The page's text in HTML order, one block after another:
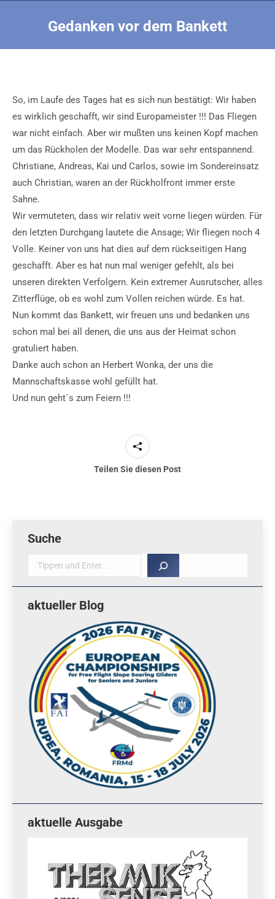
Gedanken vor dem Bankett
So, im Laufe des Tages hat es sich nun bestätigt: Wir haben
es wirklich geschafft, wir sind Europameister !!! Das Fliegen
war nicht einfach. Aber wir mußten uns keinen Kopf machen
um das Rückholen der Modelle. Das war sehr entspannend.
Christiane, Andreas, Kai und Carlos, sowie im Sondereinsatz
auch Christian, waren an der Rückholfront immer erste
Sahne.
Wir vermuteten, dass wir relativ weit vorne liegen würden. Für
den letzten Durchgang lautete die Ansage; Wir fliegen noch 4
Volle. Keiner von uns hat dies auf dem rückseitigen Hang
geschafft. Aber es hat nun mal weniger gefehlt, als bei
unseren direkten Verfolgern. Kein extremer Ausrutscher, alles
Zitterflüge, ob es wohl zum Vollen reichen würde. Es hat.
Nun kommt das Bankett, wir freuen uns und bedanken uns
schon mal bei all denen, die uns aus der Heimat schon
gratuliert haben.
Danke auch schon an Herbert Wonka, der uns die
Mannschaftskasse wohl gefüllt hat.
Und nun geht´s zum Feiern !!!
Teilen Sie diesen Post
Suche
Suche
aktueller Blog
aktuelle Ausgabe